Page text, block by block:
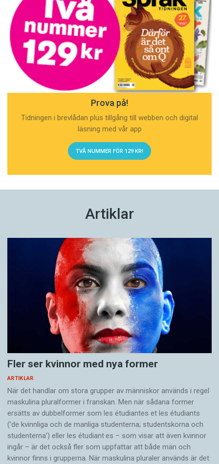
Prova på!
Tidningen i brevlådan plus tillgång till webben och digital
läsning med vår app
TVÅ NUMMER FÖR 129 KR!
Artiklar
Fler ser kvinnor med nya former
ARTIKLAR
När det handlar om stora grupper av människor används i regel
maskulina pluralformer i franskan. Men när sådana ­former
ersätts av dubbel­former som les étudiantes et les étudiants
(’de kvinnliga och de manliga studenterna; studentskorna och
studenterna’) eller les étudiant·es – som visar att även kvinnor
ingår – är det också fler som uppfattar att både män och
kvinnor finns i grupperna. När maskulina pluraler används är det